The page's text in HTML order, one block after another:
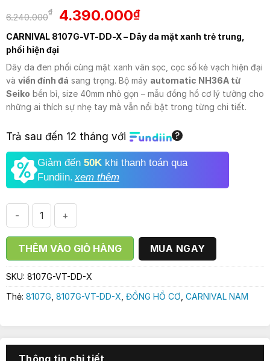
6.240.000₫
Giá
gốc
là:
6.240.000₫.
4.390.000₫Giá
hiện
tại
4.390.000₫.
CARNIVAL 8107G-VT-DD-X – Dây da mặt xanh trẻ trung,
phối hiện đại
Dây da đen phối cùng mặt xanh vân sọc, cọc số kẻ vạch hiện đại
và viền đính đá sang trọng. Bộ máy automatic NH36A từ
Seiko bền bỉ, size 40mm nhỏ gọn – mẫu đồng hồ cơ lý tưởng cho
những ai thích sự nhẹ tay mà vẫn nổi bật trong từng chi tiết.
Trả sau đến 12 tháng với
Giảm đến 50K khi thanh toán qua
Fundiin. xem thêm
THÊM VÀO GIỎ HÀNG MUA NGAY
SKU: 8107G-VT-DD-X
Thẻ: 8107G 8107G-VT-DD-X ĐỒNG HỒ CƠ CARNIVAL NAM